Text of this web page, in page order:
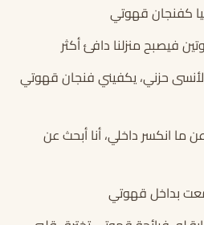
كفنجان قهوتي
فيصبح منزلنا دافئ أكثر
لأنسى حزني، يكفيني فنجان قهوتي
ما انكسر داخلي، أنا أبحث عن
بداخل قهوتي